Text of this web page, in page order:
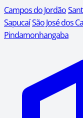
Campos do Jordão
SapucaíSão José dos
Pindamonhangaba